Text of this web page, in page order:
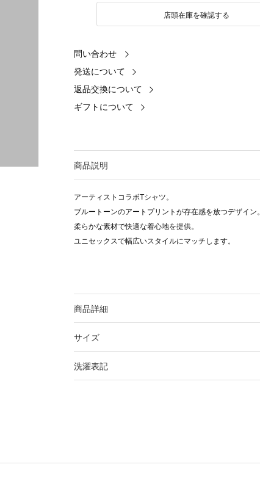
店頭在庫を確認する
問い合わせ
発送について
返品交換について
ギフトについて
商品説明
アーティストコラボTシャツ。
ブルートーンのアートプリントが存在感を放つデザイン。
柔らかな素材で快適な着心地を提供。
ユニセックスで幅広いスタイルにマッチします。
商品詳細
サイズ
洗濯表記